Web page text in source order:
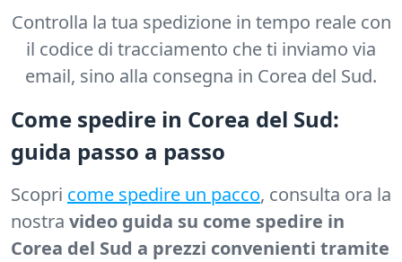
Controlla la tua spedizione in tempo reale con
il codice di tracciamento che ti inviamo via
email, sino alla consegna in Corea del Sud.
Come spedire in Corea del Sud:
guida passo a passo
Scopri come spedire un pacco, consulta ora la
nostra video guida su come spedire in
Corea del Sud a prezzi convenienti tramite